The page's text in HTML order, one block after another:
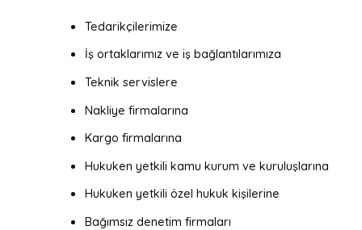
Tedarikçilerimize
İş ortaklarımız ve iş bağlantılarımıza
Teknik servislere
Nakliye firmalarına
Kargo firmalarına
Hukuken yetkili kamu kurum ve kuruluşlarına
Hukuken yetkili özel hukuk kişilerine
Bağımsız denetim firmaları